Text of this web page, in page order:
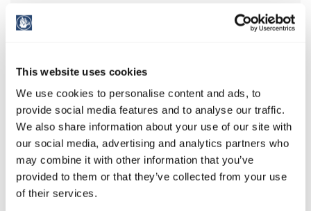
This website uses cookies
We use cookies to personalise content and ads, to
provide social media features and to analyse our traffic.
We also share information about your use of our site with
our social media, advertising and analytics partners who
may combine it with other information that you’ve
provided to them or that they’ve collected from your use
of their services.
Grazie, per aver dedicato del tempo a compilare questo
questionario.Le informazioni raccolte saranno utilizzate solo per
scopi interni.